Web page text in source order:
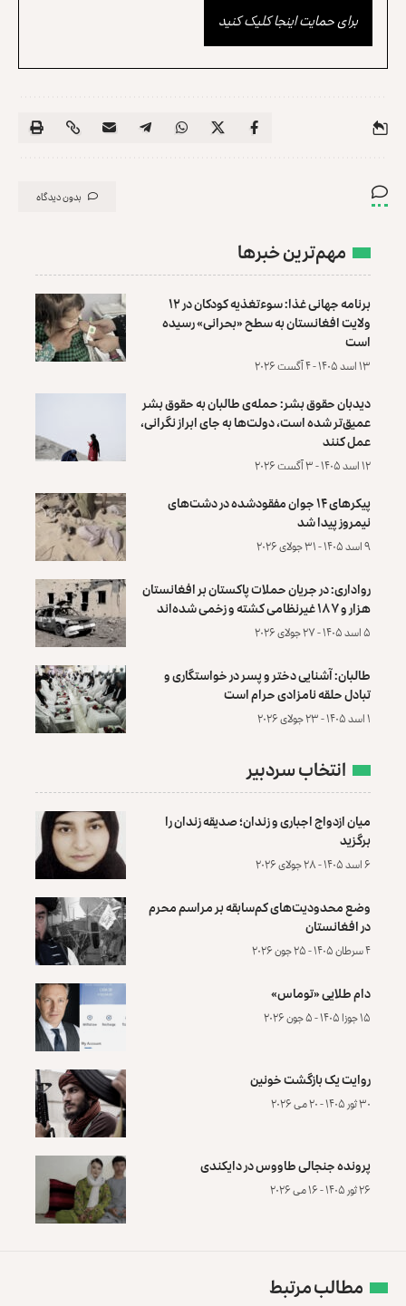
برای حمایت اینجا کلیک کنید
بدون دیدگاه
مهم‌ترین خبرها
برنامه جهانی غذا: سوءتغذیه کودکان در ۱۲
ولایت افغانستان به سطح «بحرانی» رسیده
است
۱۳ اسد ۱۴۰۵ - ۴ آگست ۲۰۲۶
دیدبان حقوق بشر: حمله‌ی طالبان به حقوق بشر
عمیق‌تر شده است، دولت‌ها به جای ابراز نگرانی،
عمل کنند
۱۲ اسد ۱۴۰۵ - ۳ آگست ۲۰۲۶
پیکرهای ۱۴ جوان مفقودشده در دشت‌های
نیمروز پیدا شد
۹ اسد ۱۴۰۵ - ۳۱ جولای ۲۰۲۶
رواداری: در جریان حملات پاکستان بر افغانستان
هزار و ۱۸۷ غیرنظامی کشته و زخمی شده‌اند
۵ اسد ۱۴۰۵ - ۲۷ جولای ۲۰۲۶
طالبان: آشنایی دختر و پسر در خواستگاری و
تبادل حلقه نامزادی حرام است
۱ اسد ۱۴۰۵ - ۲۳ جولای ۲۰۲۶
انتخاب سردبیر
میان ازدواج اجباری و زندان؛ صدیقه زندان را
برگزید
۶ اسد ۱۴۰۵ - ۲۸ جولای ۲۰۲۶
وضع محدودیت‌های کم‌سابقه بر مراسم محرم
در افغانستان
۴ سرطان ۱۴۰۵ - ۲۵ جون ۲۰۲۶
دام طلایی «توماس»
۱۵ جوزا ۱۴۰۵ - ۵ جون ۲۰۲۶
روایت یک بازگشت خونین
۳۰ ثور ۱۴۰۵ - ۲۰ می ۲۰۲۶
پرونده‌ جنجالی طاووس در دایکندی
۲۶ ثور ۱۴۰۵ - ۱۶ می ۲۰۲۶
مطالب مرتبط